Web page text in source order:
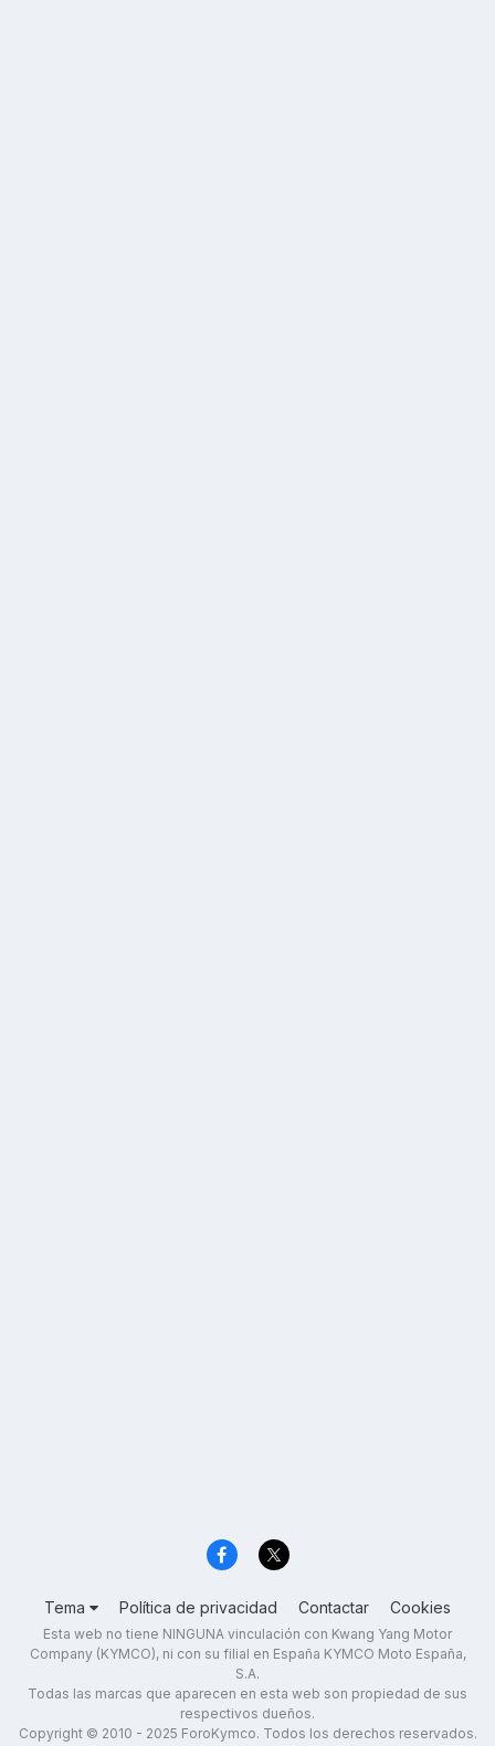
Tema Política de privacidad Contactar Cookies
Esta web no tiene NINGUNA vinculación con Kwang Yang Motor
Company (KYMCO), ni con su filial en España KYMCO Moto España,
S.A.
Todas las marcas que aparecen en esta web son propiedad de sus
respectivos dueños.
Copyright © 2010 - 2025 ForoKymco. Todos los derechos reservados.